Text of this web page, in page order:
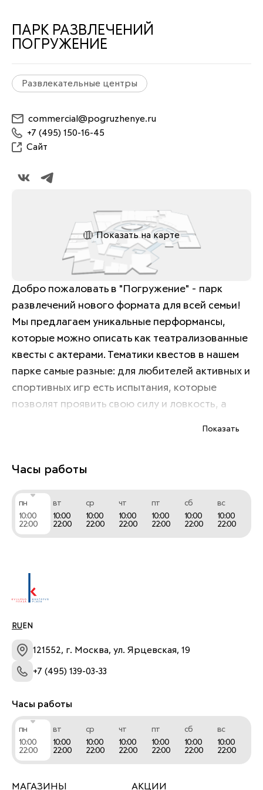
ПАРК РАЗВЛЕЧЕНИЙ
ПОГРУЖЕНИЕ
Развлекательные центры
commercial@pogruzhenye.ru
+7 (495) 150-16-45
Сайт
Показать на карте
Добро пожаловать в "Погружение" - парк
развлечений нового формата для всей семьи!
Мы предлагаем уникальные перформансы,
которые можно описать как театрализованные
квесты с актерами. Тематики квестов в нашем
парке самые разные: для любителей активных и
спортивных игр есть испытания, которые
позволят проявить свою силу и ловкость, а
Показать
Часы работы
пн
10:00
22:00
вт
10:00
22:00
ср
10:00
22:00
чт
10:00
22:00
пт
10:00
22:00
сб
10:00
22:00
вс
10:00
22:00
RU EN
121552, г. Москва, ул. Ярцевская, 19
+7 (495) 139-03-33
Часы работы
пн
10:00
22:00
вт
10:00
22:00
ср
10:00
22:00
чт
10:00
22:00
пт
10:00
22:00
сб
10:00
22:00
вс
10:00
22:00
МАГАЗИНЫ АКЦИИ